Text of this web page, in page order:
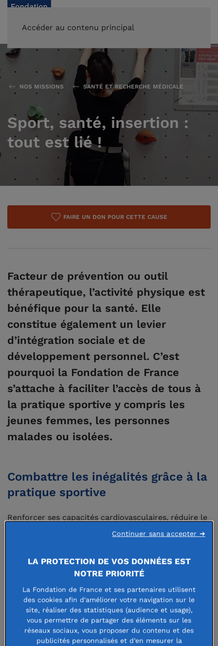
Accéder au contenu principal
NOS MISSIONS SANTÉ ET RECHERCHE MÉDICALE
Sport, santé, insertion :
tout est lié !
FAIRE UN DON POUR CETTE CAUSE
Facteur de prévention ou outil
thérapeutique, l’activité physique est
bénéfique pour la santé. Elle
constitue également un levier
d’intégration sociale et de
développement personnel. C’est
pourquoi la Fondation de France
s’attache à faciliter l’accès de tous à
la pratique sportive y compris les
jeunes femmes, les personnes
malades ou isolées.
Combattre les inégalités grâce à la
pratique sportive
Renforcer ses capacités cardiovasculaires, réduire le
risque de diabète et de certains cancers, prévenir les
l’anxiété, améliorer la confiance en soi, renforcer les
liens sociaux…le sport a tout bon !
Mais en matière de pratiques sportives, tout le
monde n’est pas sur la même ligne de départ ! Par
exemple pour les malades, et particulièrement
LA PROTECTION DE VOS DONNÉES EST
NOTRE PRIORITÉ
La Fondation de France et ses partenaires utilisent
des cookies afin d'améliorer votre navigation sur le
site, réaliser des statistiques (audience et usage),
vous permettre de partager des éléments sur les
réseaux sociaux, vous proposer du contenu et des
publicités personnalisés et d’en mesurer la
Continuer sans accepter ➜